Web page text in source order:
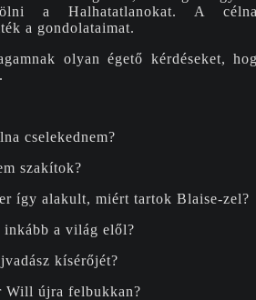
a Halhatatlanokat. A
a gondolataimat.
olyan égető kérdéseket,
cselekednem?
szakítok?
így alakult, miért tartok Blaise-zel?
a világ elől?
kísérőjét?
Will újra felbukkan?